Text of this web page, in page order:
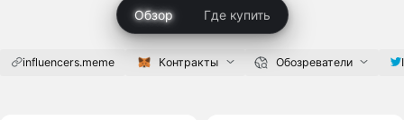
Обзор Где купить
influencers.meme Контракты Обозреватели